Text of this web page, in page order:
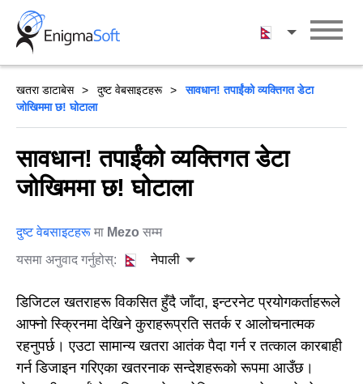
Skip
content
नेपाली
खतरा डाटाबेस दुष्ट वेबसाइटहरू
सावधान! तपाईंको व्यक्तिगत डेटा
जोखिममा छ! घोटाला
सावधान! तपाईंको व्यक्तिगत डेटा
जोखिममा छ! घोटाला
दुष्ट वेबसाइटहरू मा Mezo सम्म
यसमा अनुवाद गर्नुहोस्:
नेपाली
डिजिटल खतराहरू विकसित हुँदै जाँदा, इन्टरनेट प्रयोगकर्ताहरूले
आफ्नो स्क्रिनमा देखिने कुराहरूप्रति सतर्क र आलोचनात्मक
रहनुपर्छ। एउटा सामान्य खतरा आतंक पैदा गर्न र तत्काल कारबाही
गर्न डिजाइन गरिएका खतरनाक सन्देशहरूको रूपमा आउँछ।